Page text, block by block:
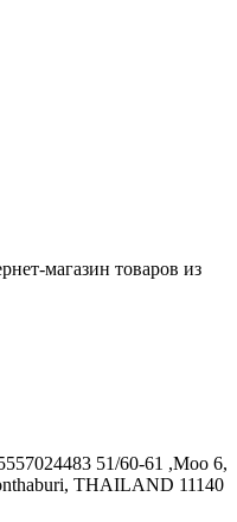
магазин товаров из
51/60-61 ,Moo 6,
THAILAND 11140